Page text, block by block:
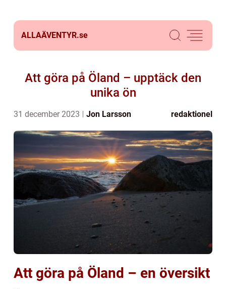
ALLAÄVENTYR.se
Att göra på Öland – upptäck den
unika ön
31 december 2023 Jon Larsson redaktionel
Att göra på Öland – en översikt